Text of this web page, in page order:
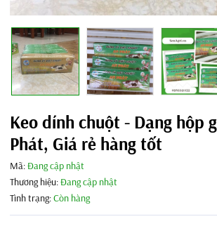
Keo dính chuột - Dạng hộp
Phát, Giá rẻ hàng tốt
Mã:Đang cập nhật
Thương hiệu:Đang cập nhật
Tình trạng:Còn hàng